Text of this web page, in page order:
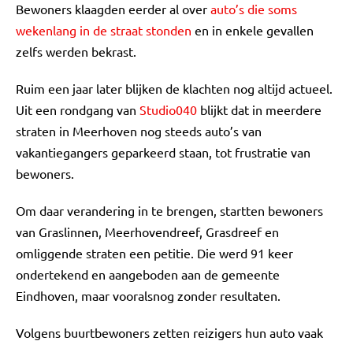
Bewoners klaagden eerder al over auto’s die soms
wekenlang in de straat stonden en in enkele gevallen
zelfs werden bekrast.
Ruim een jaar later blijken de klachten nog altijd actueel.
Uit een rondgang van Studio040 blijkt dat in meerdere
straten in Meerhoven nog steeds auto’s van
vakantiegangers geparkeerd staan, tot frustratie van
bewoners.
Om daar verandering in te brengen, startten bewoners
van Graslinnen, Meerhovendreef, Grasdreef en
omliggende straten een petitie. Die werd 91 keer
ondertekend en aangeboden aan de gemeente
Eindhoven, maar vooralsnog zonder resultaten.
Volgens buurtbewoners zetten reizigers hun auto vaak